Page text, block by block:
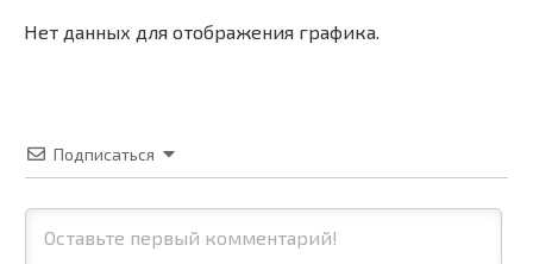
Нет данных для отображения графика.
Подписаться